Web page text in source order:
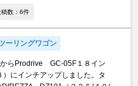
稿数：6件
ーリングワゴン
らProdrive GC-05F１８イン
）にインチアップしました。タ